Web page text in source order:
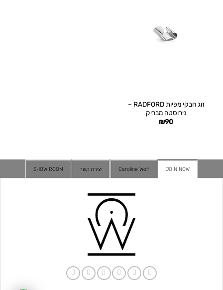
זוג חבקי מפיות RADFORD –
נירוסטה מבריק
₪90
JOIN NOW
Caroline Wolf יצירת קשר SHOW ROOM